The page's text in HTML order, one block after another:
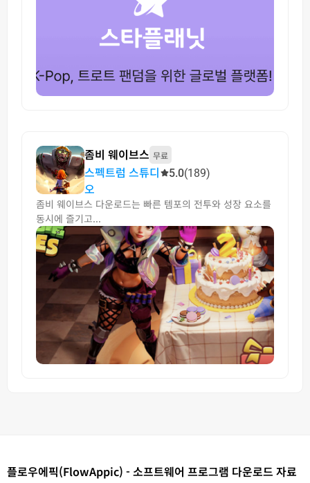
좀비 웨이브스 무료
스펙트럼 스튜디
오
5.0(189)
좀비 웨이브스 다운로드는 빠른 템포의 전투와 성장 요소를
동시에 즐기고...
플로우에픽(FlowAppic) - 소프트웨어 프로그램 다운로드 자료